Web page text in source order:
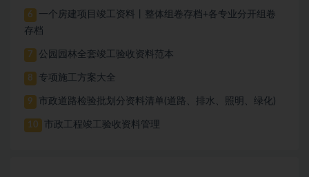
6
一个房建项目竣工资料丨整体组卷存档+各专业分开组卷
存档
7 公园园林全套竣工验收资料范本
8 专项施工方案大全
9 市政道路检验批划分资料清单(道路、排水、照明、绿化)
10 市政工程竣工验收资料管理